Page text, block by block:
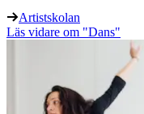
Artistskolan
Läs vidare om "Dans"